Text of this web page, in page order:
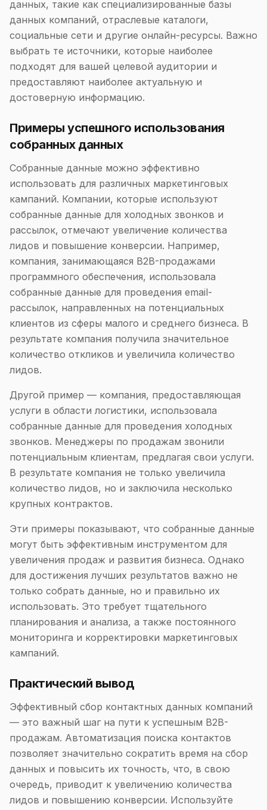
данных, такие как специализированные базы
данных компаний, отраслевые каталоги,
социальные сети и другие онлайн-ресурсы. Важно
выбрать те источники, которые наиболее
подходят для вашей целевой аудитории и
предоставляют наиболее актуальную и
достоверную информацию.
Примеры успешного использования
собранных данных
Собранные данные можно эффективно
использовать для различных маркетинговых
кампаний. Компании, которые используют
собранные данные для холодных звонков и
рассылок, отмечают увеличение количества
лидов и повышение конверсии. Например,
компания, занимающаяся B2B-продажами
программного обеспечения, использовала
собранные данные для проведения email-
рассылок, направленных на потенциальных
клиентов из сферы малого и среднего бизнеса. В
результате компания получила значительное
количество откликов и увеличила количество
лидов.
Другой пример — компания, предоставляющая
услуги в области логистики, использовала
собранные данные для проведения холодных
звонков. Менеджеры по продажам звонили
потенциальным клиентам, предлагая свои услуги.
В результате компания не только увеличила
количество лидов, но и заключила несколько
крупных контрактов.
Эти примеры показывают, что собранные данные
могут быть эффективным инструментом для
увеличения продаж и развития бизнеса. Однако
для достижения лучших результатов важно не
только собрать данные, но и правильно их
использовать. Это требует тщательного
планирования и анализа, а также постоянного
мониторинга и корректировки маркетинговых
кампаний.
Практический вывод
Эффективный сбор контактных данных компаний
— это важный шаг на пути к успешным B2B-
продажам. Автоматизация поиска контактов
позволяет значительно сократить время на сбор
данных и повысить их точность, что, в свою
очередь, приводит к увеличению количества
лидов и повышению конверсии. Используйте